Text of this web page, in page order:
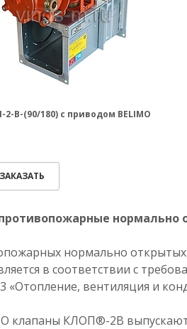
В-(90/180) с приводом BELIMO
ЗАКАЗАТЬ
нормально
в соответствии с
«Отопление, вентиляция и
клапаны КЛОП®-2В